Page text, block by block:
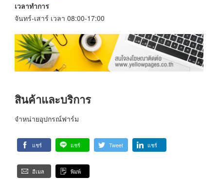
เวลาทำการ
จันทร์-เสาร์ เวลา 08:00-17:00
สินค้าและบริการ
จำหน่ายอุปกรณ์ฟาร์ม
แชร์ แชร์ Tweet แชร์
อีเมล พิมพ์